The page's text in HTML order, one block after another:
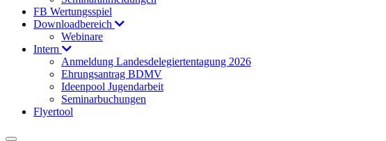
FB Wertungsspiel
Downloadbereich
Webinare
Intern
Anmeldung Landesdelegiertentagung 2026
Ehrungsantrag BDMV
Ideenpool Jugendarbeit
Seminarbuchungen
Flyertool